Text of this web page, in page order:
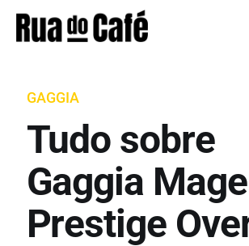
GAGGIA
Tudo sobre
Gaggia
Prestige